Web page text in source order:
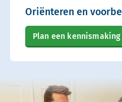
Oriënteren en
Plan een kennismaking